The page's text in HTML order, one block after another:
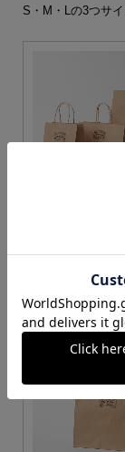
S・M・Lの3つサ
S・M・Lサイズ
カートに